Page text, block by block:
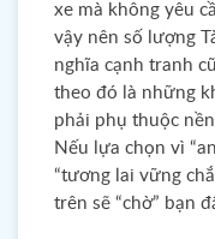
xe mà không yêu
vậy nên số lượng
nghĩa cạnh tranh
theo đó là những
phải phụ thuộc
Nếu lựa chọn vì
“tương lai vững
trên sẽ “chờ” bạn